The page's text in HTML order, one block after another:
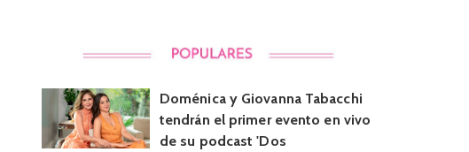
Doménica y Giovanna Tabacchi
tendrán el primer evento en vivo
de su podcast 'Dos